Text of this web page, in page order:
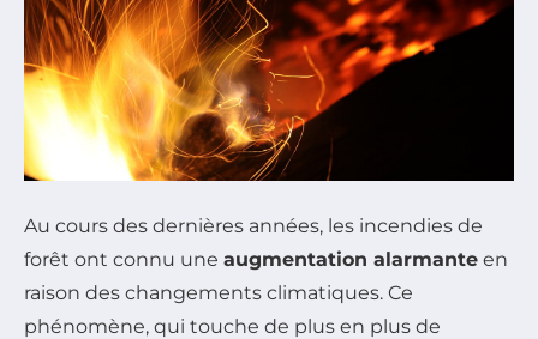
Au cours des dernières années, les incendies de
forêt ont connu une augmentation alarmante en
raison des changements climatiques. Ce
phénomène, qui touche de plus en plus de